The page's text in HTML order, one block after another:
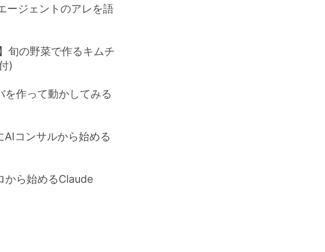
ジェントのアレを語
旬の野菜で作るキムチ
)
作って動かしてみる
コンサルから始める
から始めるClaude